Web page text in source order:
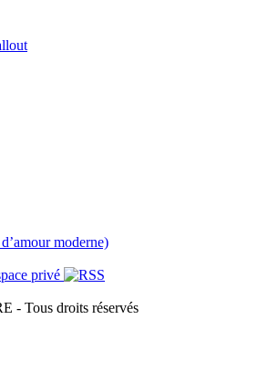
moderne)
- Tous droits réservés